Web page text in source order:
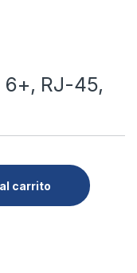
6+, RJ-45,
carrito